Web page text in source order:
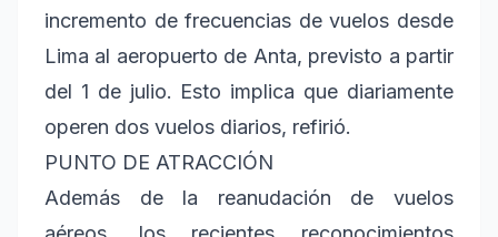
incremento de frecuencias de vuelos desde
Lima al aeropuerto de Anta, previsto a partir
del 1 de julio. Esto implica que diariamente
operen dos vuelos diarios, refirió.
PUNTO DE ATRACCIÓN
Además de la reanudación de vuelos